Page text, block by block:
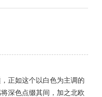
正如这个以白色为主调的
深色点缀其间，加之北欧